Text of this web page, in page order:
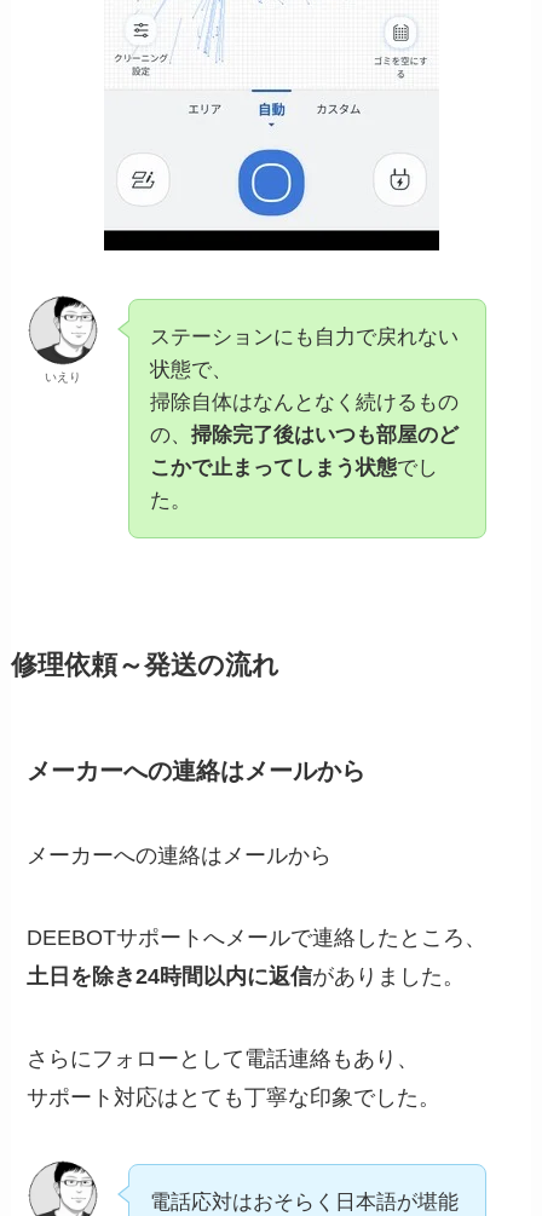
いえり
ステーションにも自力で戻れない
状態で、
掃除自体はなんとなく続けるもの
の、掃除完了後はいつも部屋のど
こかで止まってしまう状態でし
た。
修理依頼～発送の流れ
メーカーへの連絡はメールから
メーカーへの連絡はメールから
DEEBOTサポートへメールで連絡したところ、
土日を除き24時間以内に返信がありました。
さらにフォローとして電話連絡もあり、
サポート対応はとても丁寧な印象でした。
電話応対はおそらく日本語が堪能